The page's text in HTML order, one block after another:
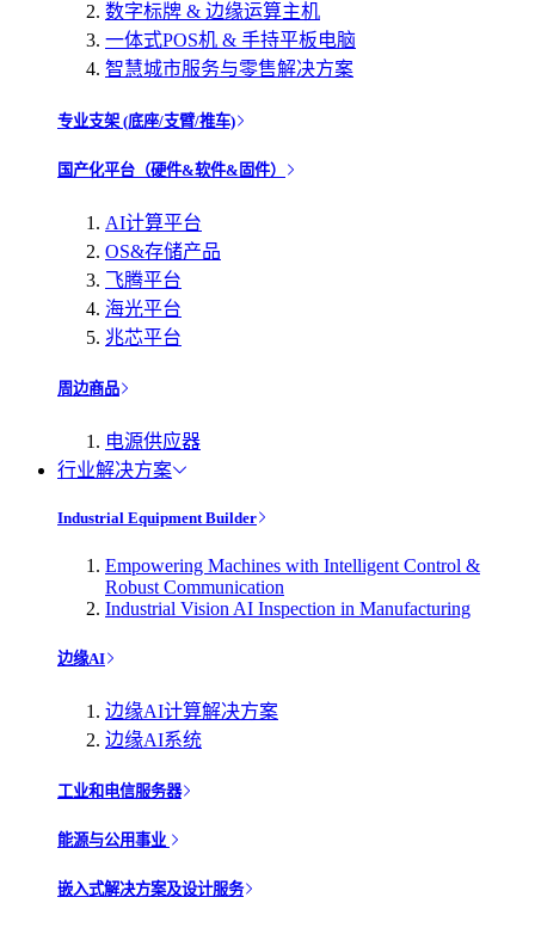
数字标牌 & 边缘运算主机
一体式POS机 & 手持平板电脑
智慧城市服务与零售解决方案
专业支架 (底座/支臂/推车)
国产化平台（硬件&软件&固件）
AI计算平台
OS&存储产品
飞腾平台
海光平台
兆芯平台
周边商品
电源供应器
行业解决方案
Industrial Equipment Builder
Empowering Machines with Intelligent Control &
Robust Communication
Industrial Vision AI Inspection in Manufacturing
边缘AI
边缘AI计算解决方案
边缘AI系统
工业和电信服务器
能源与公用事业
嵌入式解决方案及设计服务